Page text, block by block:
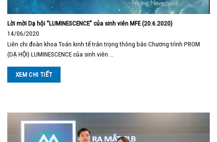
Lời mời Dạ hội “LUMINESCENCE” của sinh viên MFE (20.6.2020)
14/06/2020
Liên chi đoàn khoa Toán kinh tế trân trọng thông báo Chương trình PROM
(DẠ HỘI) LUMINESCENCE của sinh viên …
XEM CHI TIẾT